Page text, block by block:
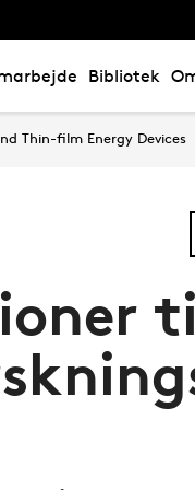
Bibliotek
Thin-film Energy Devices